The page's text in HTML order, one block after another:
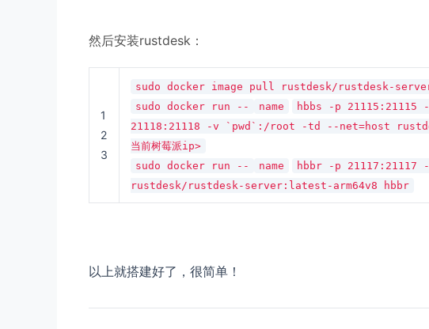
然后安装rustdesk：
1
2
3
sudo docker image pull rustdesk/rustdesk-
sudo docker run --
name
hbbs -p 21115:21115
21118:21118 -v `pwd`:/root -td --net=host
当前树莓派ip>
sudo docker run --
name
hbbr -p
rustdesk/rustdesk-server:latest-arm64v8 hbbr
以上就搭建好了，很简单！